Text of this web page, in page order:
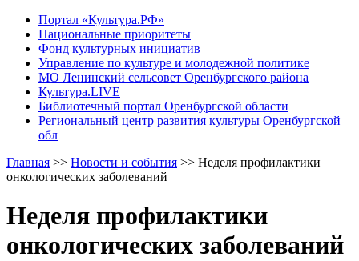
Портал «Культура.РФ»
Национальные приоритеты
Фонд культурных инициатив
Управление по культуре и молодежной политике
МО Ленинский сельсовет Оренбургского района
Культура.LIVE
Библиотечный портал Оренбургской области
Региональный центр развития культуры Оренбургской
обл
Главная >> Новости и события >> Неделя профилактики
онкологических заболеваний
Неделя профилактики
онкологических заболеваний